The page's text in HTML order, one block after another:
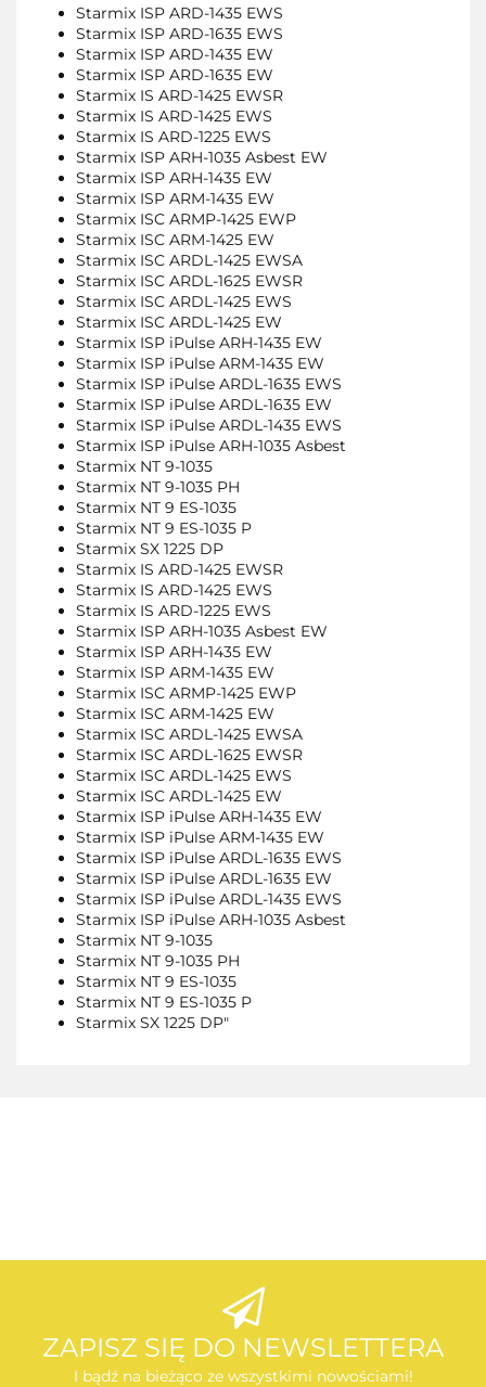
Starmix ISP ARD-1435 EWS
Starmix ISP ARD-1635 EWS
Starmix ISP ARD-1435 EW
Starmix ISP ARD-1635 EW
Starmix IS ARD-1425 EWSR
Starmix IS ARD-1425 EWS
Starmix IS ARD-1225 EWS
Starmix ISP ARH-1035 Asbest EW
Starmix ISP ARH-1435 EW
Starmix ISP ARM-1435 EW
Starmix ISC ARMP-1425 EWP
Starmix ISC ARM-1425 EW
Starmix ISC ARDL-1425 EWSA
Starmix ISC ARDL-1625 EWSR
Starmix ISC ARDL-1425 EWS
Starmix ISC ARDL-1425 EW
Starmix ISP iPulse ARH-1435 EW
Starmix ISP iPulse ARM-1435 EW
Starmix ISP iPulse ARDL-1635 EWS
Starmix ISP iPulse ARDL-1635 EW
Starmix ISP iPulse ARDL-1435 EWS
Starmix ISP iPulse ARH-1035 Asbest
Starmix NT 9-1035
Starmix NT 9-1035 PH
Starmix NT 9 ES-1035
Starmix NT 9 ES-1035 P
Starmix SX 1225 DP
Starmix IS ARD-1425 EWSR
Starmix IS ARD-1425 EWS
Starmix IS ARD-1225 EWS
Starmix ISP ARH-1035 Asbest EW
Starmix ISP ARH-1435 EW
Starmix ISP ARM-1435 EW
Starmix ISC ARMP-1425 EWP
Starmix ISC ARM-1425 EW
Starmix ISC ARDL-1425 EWSA
Starmix ISC ARDL-1625 EWSR
Starmix ISC ARDL-1425 EWS
Starmix ISC ARDL-1425 EW
Starmix ISP iPulse ARH-1435 EW
Starmix ISP iPulse ARM-1435 EW
Starmix ISP iPulse ARDL-1635 EWS
Starmix ISP iPulse ARDL-1635 EW
Starmix ISP iPulse ARDL-1435 EWS
Starmix ISP iPulse ARH-1035 Asbest
Starmix NT 9-1035
Starmix NT 9-1035 PH
Starmix NT 9 ES-1035
Starmix NT 9 ES-1035 P
Starmix SX 1225 DP"
AEG
ZAPISZ SIĘ DO NEWSLETTERA
I bądź na bieżąco ze wszystkimi nowościami!